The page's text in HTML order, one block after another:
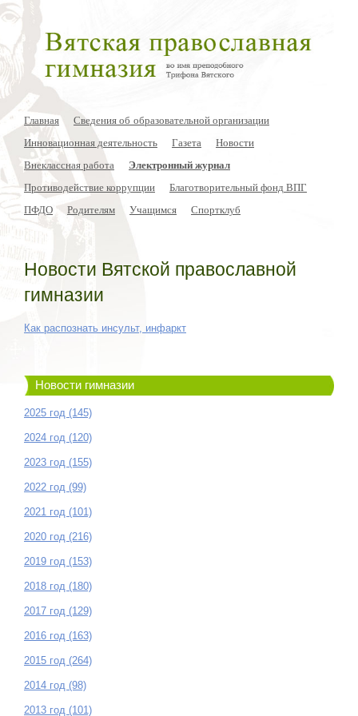
Главная
Сведения об образовательной организации
Инновационная деятельность
Газета
Новости
Внеклассная работа
Электронный журнал
Противодействие коррупции
Благотворительный фонд ВПГ
ПФДО
Родителям Учащимся Спортклуб
Новости Вятской православной
гимназии
Как распознать инсульт, инфаркт
Новости гимназии
2025 год (145)
2024 год (120)
2023 год (155)
2022 год (99)
2021 год (101)
2020 год (216)
2019 год (153)
2018 год (180)
2017 год (129)
2016 год (163)
2015 год (264)
2014 год (98)
2013 год (101)